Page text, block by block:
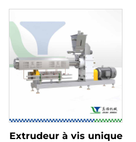
Extrudeur à vis unique